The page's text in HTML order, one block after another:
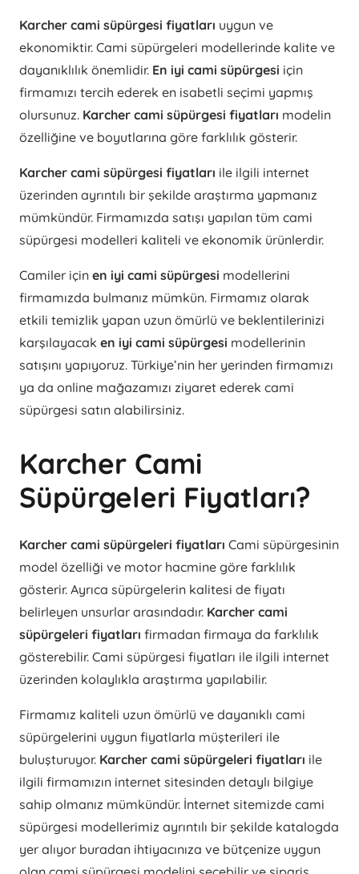
Karcher cami süpürgesi fiyatları uygun ve
ekonomiktir. Cami süpürgeleri modellerinde kalite ve
dayanıklılık önemlidir. En iyi cami süpürgesi için
firmamızı tercih ederek en isabetli seçimi yapmış
olursunuz. Karcher cami süpürgesi fiyatları modelin
özelliğine ve boyutlarına göre farklılık gösterir.
Karcher cami süpürgesi fiyatları ile ilgili internet
üzerinden ayrıntılı bir şekilde araştırma yapmanız
mümkündür. Firmamızda satışı yapılan tüm cami
süpürgesi modelleri kaliteli ve ekonomik ürünlerdir.
Camiler için en iyi cami süpürgesi modellerini
firmamızda bulmanız mümkün. Firmamız olarak
etkili temizlik yapan uzun ömürlü ve beklentilerinizi
karşılayacak en iyi cami süpürgesi modellerinin
satışını yapıyoruz. Türkiye’nin her yerinden firmamızı
ya da online mağazamızı ziyaret ederek cami
süpürgesi satın alabilirsiniz.
Karcher Cami
Süpürgeleri Fiyatları?
Karcher cami süpürgeleri fiyatları Cami süpürgesinin
model özelliği ve motor hacmine göre farklılık
gösterir. Ayrıca süpürgelerin kalitesi de fiyatı
belirleyen unsurlar arasındadır. Karcher cami
süpürgeleri fiyatları firmadan firmaya da farklılık
gösterebilir. Cami süpürgesi fiyatları ile ilgili internet
üzerinden kolaylıkla araştırma yapılabilir.
Firmamız kaliteli uzun ömürlü ve dayanıklı cami
süpürgelerini uygun fiyatlarla müşterileri ile
buluşturuyor. Karcher cami süpürgeleri fiyatları ile
ilgili firmamızın internet sitesinden detaylı bilgiye
sahip olmanız mümkündür. İnternet sitemizde cami
süpürgesi modellerimiz ayrıntılı bir şekilde katalogda
yer alıyor buradan ihtiyacınıza ve bütçenize uygun